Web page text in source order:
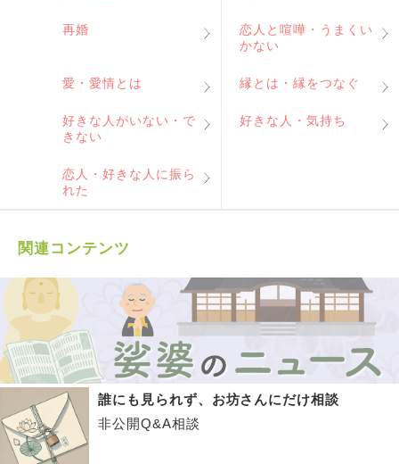
再婚
恋人と喧嘩・うまくい
かない
愛・愛情とは 縁とは・縁をつなぐ
好きな人がいない・で
きない
好きな人・気持ち
恋人・好きな人に振ら
れた
関連コンテンツ
誰にも見られず、お坊さんにだけ相談
非公開Q&A相談